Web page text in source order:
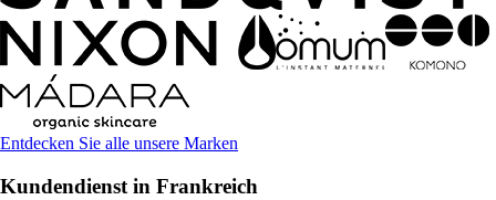
Entdecken Sie alle unsere Marken
Kundendienst in Frankreich